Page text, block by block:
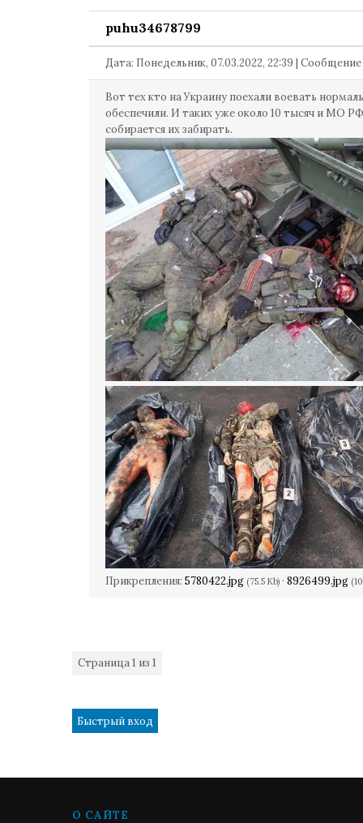
puhu34678799
Дата: Понедельник, 07.03.2022, 22:39 |
Вот тех кто на Украину поехали воевать
обеспечили. И таких уже около 10 тысяч и МО
собирается их забирать.
Прикрепления: 5780422.jpg (75.5 Kb) · 8926499.jpg
Страница1 из 1
О САЙТЕ